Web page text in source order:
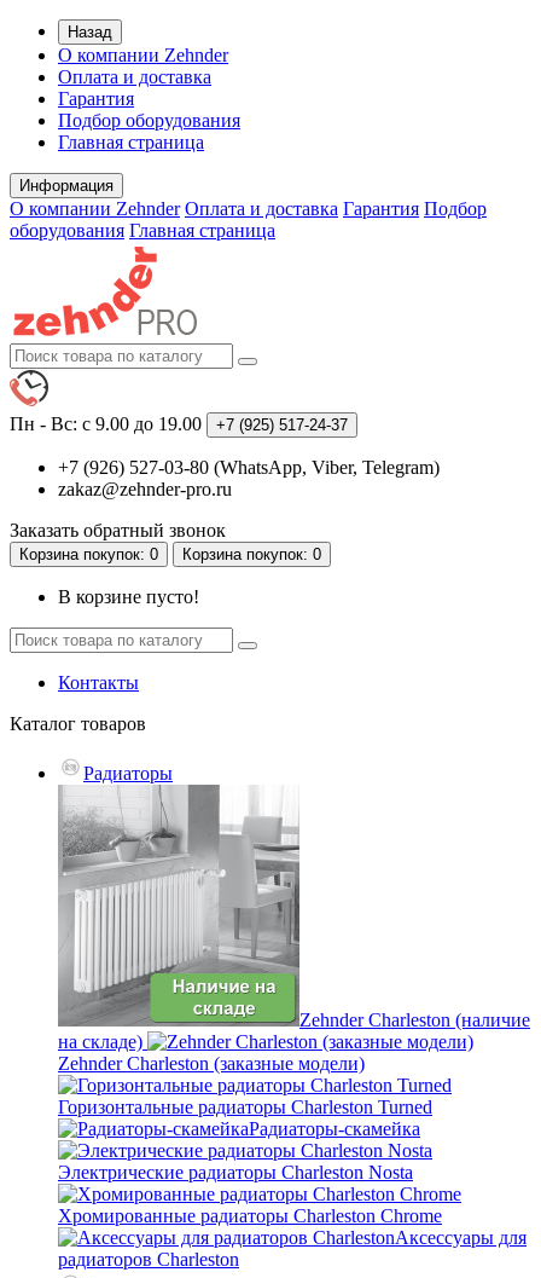
Назад
О компании Zehnder
Оплата и доставка
Гарантия
Подбор оборудования
Главная страница
Информация
О компании Zehnder Оплата и доставка Гарантия Подбор
оборудования Главная страница
Пн - Вс: с 9.00 до 19.00 +7 (925) 517-24-37
+7 (926) 527-03-80 (WhatsApp, Viber, Telegram)
zakaz@zehnder-pro.ru
Заказать обратный звонок
Корзинапокупок: 0 Корзинапокупок: 0
В корзине пусто!
Контакты
Каталог товаров
Радиаторы
Zehnder Charleston (наличие
на складе)
Zehnder Charleston (заказные модели)
Горизонтальные радиаторы Charleston Turned
Радиаторы-скамейка
Электрические радиаторы Charleston Nosta
Хромированные радиаторы Charleston Chrome
Аксессуары для
радиаторов Charleston